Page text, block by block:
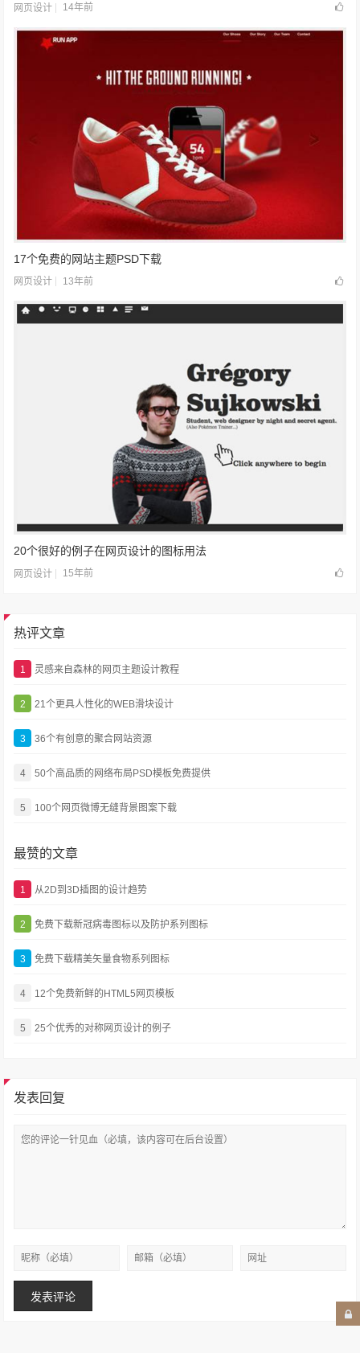
网页设计 14年前
17个免费的网站主题PSD下载
网页设计 13年前
20个很好的例子在网页设计的图标用法
网页设计 15年前
热评文章
1 灵感来自森林的网页主题设计教程
2 21个更具人性化的WEB滑块设计
3 36个有创意的聚合网站资源
4 50个高品质的网络布局PSD模板免费提供
5 100个网页微博无缝背景图案下载
最赞的文章
1 从2D到3D插图的设计趋势
2 免费下载新冠病毒图标以及防护系列图标
3 免费下载精美矢量食物系列图标
4 12个免费新鲜的HTML5网页模板
5 25个优秀的对称网页设计的例子
发表回复